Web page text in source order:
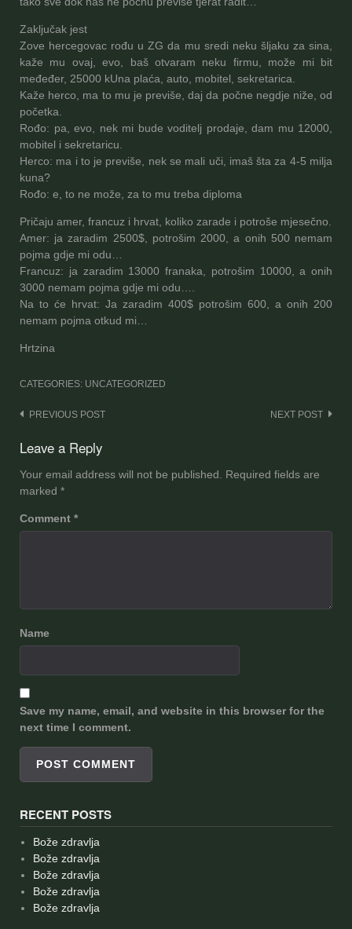
Zaključak jest
Zove hercegovac rođu u ZG da mu sredi neku šljaku za sina,
kaže mu ovaj, evo, baš otvaram neku firmu, može mi bit
međeđer, 25000 kUna plaća, auto, mobitel, sekretarica.
Kaže herco, ma to mu je previše, daj da počne negdje niže, od
početka.
Rođo: pa, evo, nek mi bude voditelj prodaje, dam mu 12000,
mobitel i sekretaricu.
Herco: ma i to je previše, nek se mali uči, imaš šta za 4-5 milja
kuna?
Rođo: e, to ne može, za to mu treba diploma
Pričaju amer, francuz i hrvat, koliko zarade i potroše mjesečno.
Amer: ja zaradim 2500$, potrošim 2000, a onih 500 nemam
pojma gdje mi odu…
Francuz: ja zaradim 13000 franaka, potrošim 10000, a onih
3000 nemam pojma gdje mi odu….
Na to će hrvat: Ja zaradim 400$ potrošim 600, a onih 200
nemam pojma otkud mi…
Hrtzina
CATEGORIES: UNCATEGORIZED
Post
navigation
PREVIOUS POST NEXT POST
Leave a Reply
Your email address will not be published.
Required fields are
marked *
Comment *
Name
Save my name, email, and website in this browser for the
next time I comment.
RECENT POSTS
Bože zdravlja
Bože zdravlja
Bože zdravlja
Bože zdravlja
Bože zdravlja